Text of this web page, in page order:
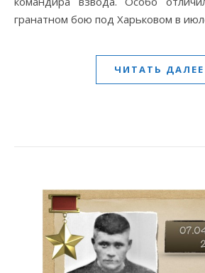
гранатном бою под Харьковом в
ЧИТАТЬ ДАЛЕЕ